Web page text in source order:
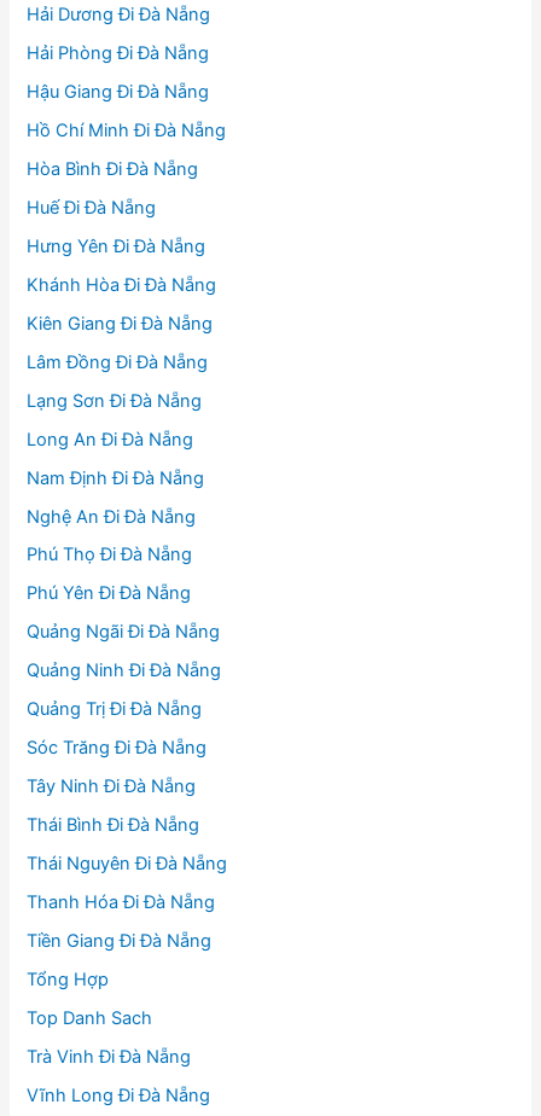
Hải Dương Đi Đà Nẵng
Hải Phòng Đi Đà Nẵng
Hậu Giang Đi Đà Nẵng
Hồ Chí Minh Đi Đà Nẵng
Hòa Bình Đi Đà Nẵng
Huế Đi Đà Nẵng
Hưng Yên Đi Đà Nẵng
Khánh Hòa Đi Đà Nẵng
Kiên Giang Đi Đà Nẵng
Lâm Đồng Đi Đà Nẵng
Lạng Sơn Đi Đà Nẵng
Long An Đi Đà Nẵng
Nam Định Đi Đà Nẵng
Nghệ An Đi Đà Nẵng
Phú Thọ Đi Đà Nẵng
Phú Yên Đi Đà Nẵng
Quảng Ngãi Đi Đà Nẵng
Quảng Ninh Đi Đà Nẵng
Quảng Trị Đi Đà Nẵng
Sóc Trăng Đi Đà Nẵng
Tây Ninh Đi Đà Nẵng
Thái Bình Đi Đà Nẵng
Thái Nguyên Đi Đà Nẵng
Thanh Hóa Đi Đà Nẵng
Tiền Giang Đi Đà Nẵng
Tổng Hợp
Top Danh Sach
Trà Vinh Đi Đà Nẵng
Vĩnh Long Đi Đà Nẵng